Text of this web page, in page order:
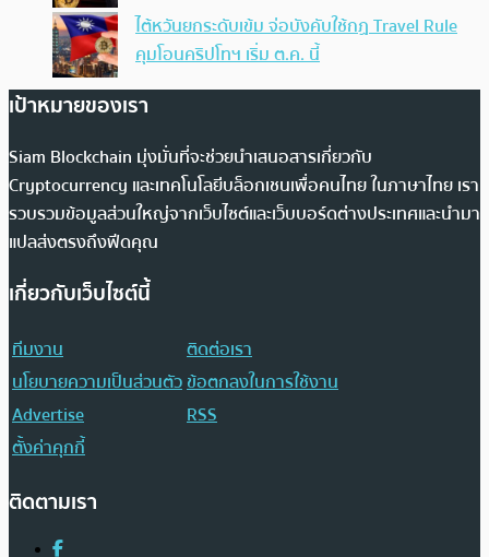
ไต้หวันยกระดับเข้ม จ่อบังคับใช้กฏ Travel Rule
คุมโอนคริปโทฯ เริ่ม ต.ค. นี้
เป้าหมายของเรา
Siam Blockchain มุ่งมั่นที่จะช่วยนำเสนอสารเกี่ยวกับ
Cryptocurrency และเทคโนโลยีบล็อกเชนเพื่อคนไทย ในภาษาไทย เรา
รวบรวมข้อมูลส่วนใหญ่จากเว็บไซต์และเว็บบอร์ดต่างประเทศและนำมา
แปลส่งตรงถึงฟีดคุณ
เกี่ยวกับเว็บไซต์นี้
ทีมงาน
ติดต่อเรา
นโยบายความเป็นส่วนตัวข้อตกลงในการใช้งาน
Advertise
RSS
ตั้งค่าคุกกี้
ติดตามเรา